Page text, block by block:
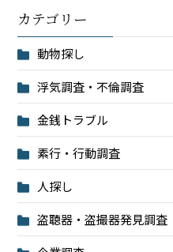
カテゴリー
動物探し
浮気調査・不倫調査
金銭トラブル
素行・行動調査
人探し
盗聴器・盗撮器発見調査